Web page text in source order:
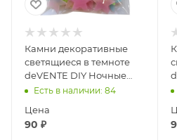
Камни декоративные
светящиеся в темноте
deVENTE DIY Ночные
звезды 8001574
Есть в наличии: 84
Цена
90 ₽